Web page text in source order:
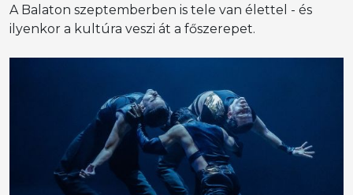
A Balaton szeptemberben is tele van élettel - és
ilyenkor a kultúra veszi át a főszerepet.